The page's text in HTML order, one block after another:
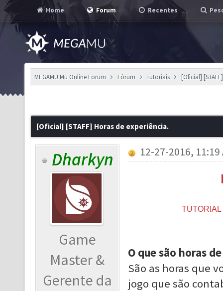
Home Forum Recentes
MEGAMU Mu Online Forum Fórum Tutoriais [Oficial]
[Oficial] [STAFF] Horas de experiência.
Dharkyn
Game
Master &
Gerente da
12-27-2016, 11:19
TUTORIAL
O que são horas
São as horas que
jogo que são